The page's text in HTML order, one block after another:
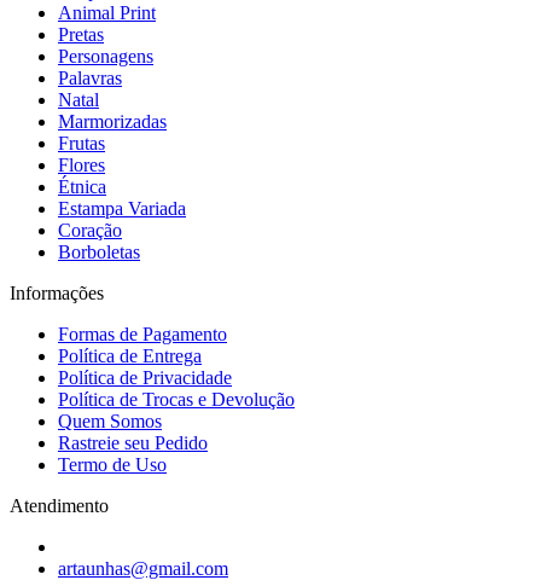
Animal Print
Pretas
Personagens
Palavras
Natal
Marmorizadas
Frutas
Flores
Étnica
Estampa Variada
Coração
Borboletas
Informações
Formas de Pagamento
Política de Entrega
Política de Privacidade
Política de Trocas e Devolução
Quem Somos
Rastreie seu Pedido
Termo de Uso
Atendimento
artaunhas@gmail.com